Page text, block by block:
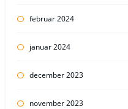
februar 2024
januar 2024
december 2023
november 2023